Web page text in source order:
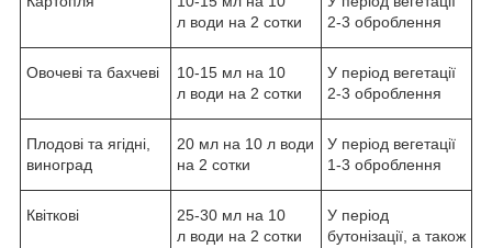
л води на 2 сотки
2-3 оброблення
Овочеві та бахчеві
10-15 мл на 10
л води на 2 сотки
У період вегетації
2-3 оброблення
Плодові та ягідні,
виноград
20 мл на 10 л води
на 2 сотки
У період вегетації
1-3 оброблення
Квіткові
25-30 мл на 10
л води на 2 сотки
У період
бутонізації, а також